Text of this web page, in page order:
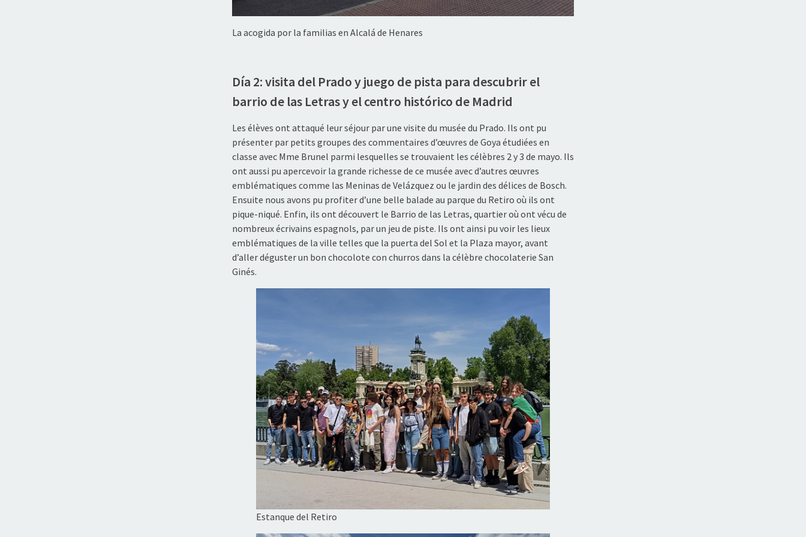
La acogida por la familias en Alcalá de Henares
Día 2: visita del Prado y juego de pista para descubrir el
barrio de las Letras y el centro histórico de Madrid
Les élèves ont attaqué leur séjour par une visite du musée du Prado. Ils ont pu
présenter par petits groupes des commentaires d’œuvres de Goya étudiées en
classe avec Mme Brunel parmi lesquelles se trouvaient les célèbres 2 y 3 de mayo. Ils
ont aussi pu apercevoir la grande richesse de ce musée avec d’autres œuvres
emblématiques comme las Meninas de Velázquez ou le jardin des délices de Bosch.
Ensuite nous avons pu profiter d’une belle balade au parque du Retiro où ils ont
pique-niqué. Enfin, ils ont découvert le Barrio de las Letras, quartier où ont vécu de
nombreux écrivains espagnols, par un jeu de piste. Ils ont ainsi pu voir les lieux
emblématiques de la ville telles que la puerta del Sol et la Plaza mayor, avant
d’aller déguster un bon chocolote con churros dans la célèbre chocolaterie San
Ginés.
Estanque del Retiro